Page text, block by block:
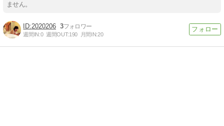
ません。
2020206 3
週間IN:0 週間OUT:190 月間IN:20